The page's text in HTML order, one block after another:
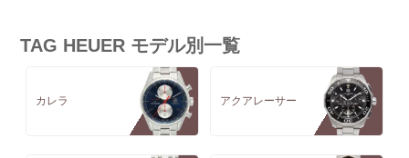
TAG HEUER モデル別一覧
カレラ アクアレーサー